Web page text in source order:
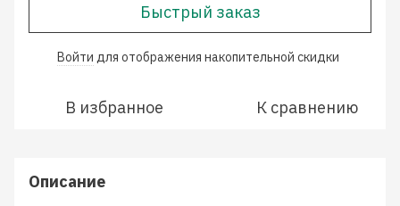
Быстрый заказ
Войти для отображения накопительной скидки
В избранное К сравнению
Описание